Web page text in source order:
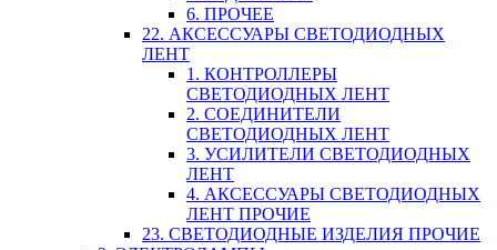
6. ПРОЧЕЕ
22. АКСЕССУАРЫ СВЕТОДИОДНЫХ
ЛЕНТ
1. КОНТРОЛЛЕРЫ
СВЕТОДИОДНЫХ ЛЕНТ
2. СОЕДИНИТЕЛИ
СВЕТОДИОДНЫХ ЛЕНТ
3. УСИЛИТЕЛИ СВЕТОДИОДНЫХ
ЛЕНТ
4. АКСЕССУАРЫ СВЕТОДИОДНЫХ
ЛЕНТ ПРОЧИЕ
23. СВЕТОДИОДНЫЕ ИЗДЕЛИЯ ПРОЧИЕ